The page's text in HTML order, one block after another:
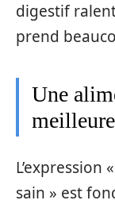
digestif
prend
Une
L’expression
sain » est